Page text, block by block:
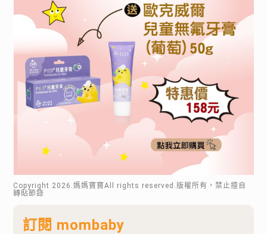
Copyright 2026 .媽媽寶寶All rights reserved.版權所有，禁止擅自
轉貼節錄
訂閱 mombaby